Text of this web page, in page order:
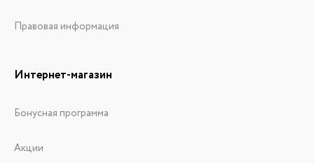
Правовая информация
Интернет-магазин
Бонусная программа
Акции